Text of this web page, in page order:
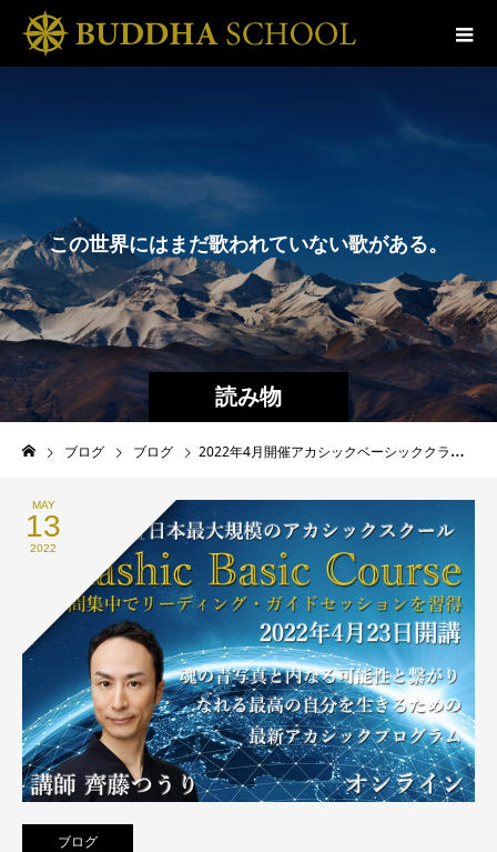
読み物
こ の 世界 に は ま だ歌 わ れ て な 歌 があ る
その
ブログ ブログ 2022年4月開催アカシックベーシッククラスアンケート
MAY
13
2022
ブログ